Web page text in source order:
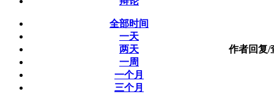
全部时间
一天
两天
一周
一个月
三个月
作者回复/